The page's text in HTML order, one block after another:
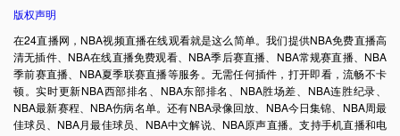
版权声明
在24直播网，NBA视频直播在线观看就是这么简单。我们提供NBA免费直播高
清无插件、NBA在线直播免费观看、NBA季后赛直播、NBA常规赛直播、NBA
季前赛直播、NBA夏季联赛直播等服务。无需任何插件，打开即看，流畅不卡
顿。实时更新NBA西部排名、NBA东部排名、NBA胜场差、NBA连胜纪录、
NBA最新赛程、NBA伤病名单。还有NBA录像回放、NBA今日集锦、NBA周最
佳球员、NBA月最佳球员、NBA中文解说、NBA原声直播。支持手机直播和电